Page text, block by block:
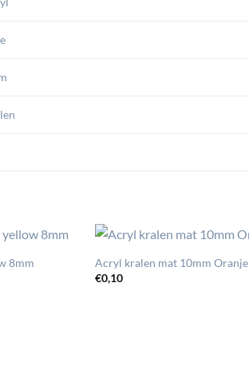
8mm
Acryl kralen mat 10mm Oranje
€0,10